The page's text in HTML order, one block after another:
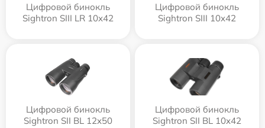
Цифровой бинокль
Sightron SIII LR 10x42
Цифровой бинокль
Sightron SIII 10x42
Цифровой бинокль
Sightron SII BL 12x50
Цифровой бинокль
Sightron SII BL 10x42